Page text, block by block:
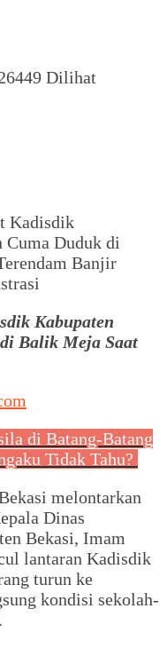
449 Dilihat
Kabupaten
Balik Meja Saat
di Batang-Batang
Tidak Tahu?
melontarkan
Dinas
Bekasi, Imam
lantaran Kadisdik
turun ke
kondisi sekolah-